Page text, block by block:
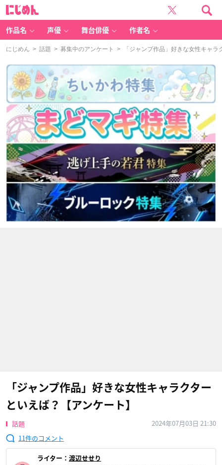
作品名 声優 舞台俳優 作者名
にじめん > 話題 > 募集中のアンケート > 「ジャンプ作品」好きな女性キャラ
「ジャンプ作品」好きな女性キャラクター
といえば？【アンケート】
話題
2024年07月03日 21:30
11
ライター： 渡辺せせり